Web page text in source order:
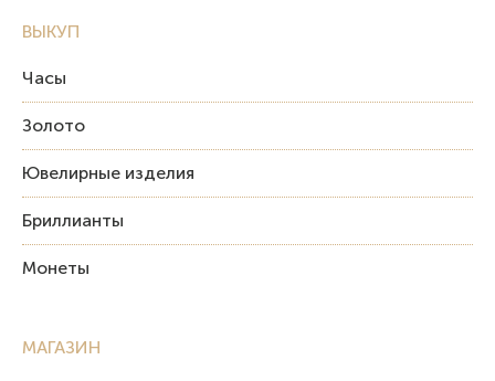
ВЫКУП
Часы
Золото
Ювелирные изделия
Бриллианты
Монеты
МАГАЗИН